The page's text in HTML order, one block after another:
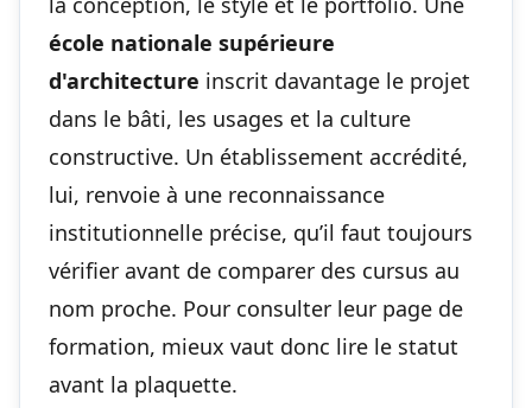
école nationale supérieure
d'architecture inscrit davantage le projet
dans le bâti, les usages et la culture
constructive. Un établissement accrédité,
lui, renvoie à une reconnaissance
institutionnelle précise, qu’il faut toujours
vérifier avant de comparer des cursus au
nom proche. Pour consulter leur page de
formation, mieux vaut donc lire le statut
avant la plaquette.